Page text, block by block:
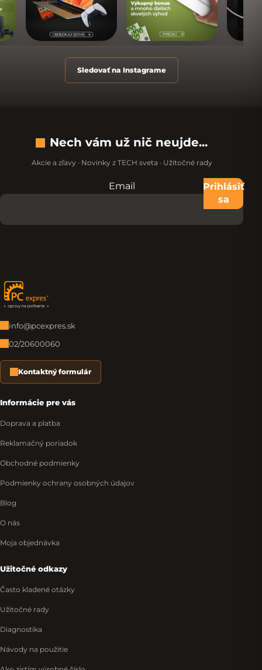
Sledovať na Instagrame
Nech vám už nič neujde...
Akcie a zľavy · Novinky z TECH sveta · Užitočné rady
Nevypĺňajte toto pole:
Email
Prihlásiť
sa
Zápätie
info@pcexpres.sk
02/20600060
Kontaktný formulár
Informácie pre vás
Doprava a platba
Reklamačný poriadok
Obchodné podmienky
Podmienky ochrany osobných údajov
Blog
O nás
Moja objednávka
Užitočné odkazy
Často kladené otázky
Užitočné rady
Diagnostika
Návody na použitie